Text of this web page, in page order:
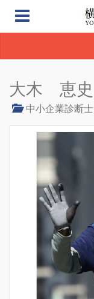
大木 恵史
中小企業診断士